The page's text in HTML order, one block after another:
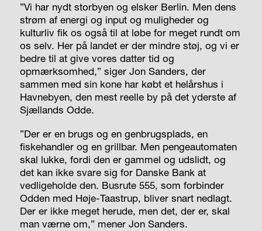
”Vi har nydt storbyen og elsker Berlin. Men dens
strøm af energi og input og muligheder og
kulturliv fik os også til at løbe for meget rundt om
os selv. Her på landet er der mindre støj, og vi er
bedre til at give vores datter tid og
opmærksomhed,” siger Jon Sanders, der
sammen med sin kone har købt et helårshus i
Havnebyen, den mest reelle by på det yderste af
Sjællands Odde.
”Der er en brugs og en genbrugsplads, en
fiskehandler og en grillbar. Men pengeautomaten
skal lukke, fordi den er gammel og udslidt, og
det kan ikke svare sig for Danske Bank at
vedligeholde den. Busrute 555, som forbinder
Odden med Høje-Taastrup, bliver snart nedlagt.
Der er ikke meget herude, men det, der er, skal
man værne om,” mener Jon Sanders.